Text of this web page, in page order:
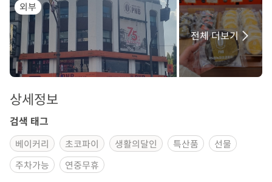
외부
전체 더보기
상세정보
검색 태그
베이커리 초코파이 생활의달인 특산품
선물
주차가능
연중무휴